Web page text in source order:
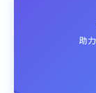
助